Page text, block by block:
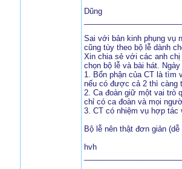
Dũng
Sai với bản kinh phụng vụ
cũng tùy theo bộ lễ dành
Xin chia sẻ với các anh
chọn bộ lễ và bài hát.
1. Bổn phận của CT là tìm
nếu có được cả 2 thì càng
2. Ca đoàn giữ một vai trò
chỉ có ca đoàn và mọi
3. CT có nhiệm vụ hợp tác
Bộ lễ nên thật đơn giản
hvh